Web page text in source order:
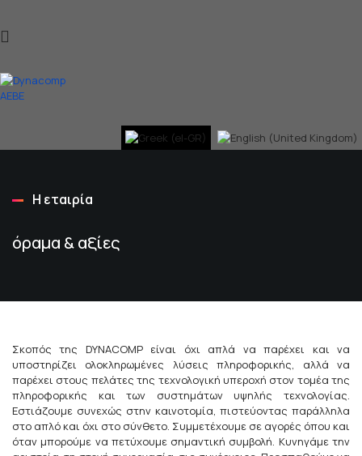
Η εταιρία
όραμα & αξίες
Σκοπός της DYNACOMP είναι όχι απλά να παρέχει και να
υποστηρίζει ολοκληρωμένες λύσεις πληροφορικής, αλλά να
παρέχει στους πελάτες της τεχνολογική υπεροχή στον τομέα της
πληροφορικής και των συστημάτων υψηλής τεχνολογίας.
Εστιάζουμε συνεχώς στην καινοτομία, πιστεύοντας παράλληλα
στο απλό και όχι στο σύνθετο. Συμμετέχουμε σε αγορές όπου και
όταν μπορούμε να πετύχουμε σημαντική συμβολή. Κυνηγάμε την